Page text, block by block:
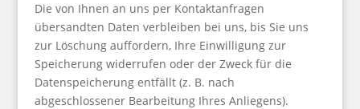
Die von Ihnen an uns per Kontaktanfragen
übersandten Daten verbleiben bei uns, bis Sie uns
zur Löschung auffordern, Ihre Einwilligung zur
Speicherung widerrufen oder der Zweck für die
Datenspeicherung entfällt (z. B. nach
abgeschlossener Bearbeitung Ihres Anliegens).